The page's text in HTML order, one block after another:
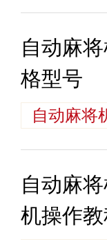
自动麻
格型号
自动麻将
自动麻
机操作教